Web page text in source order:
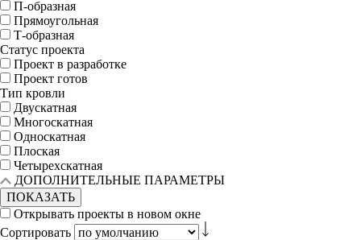
П-образная
Прямоугольная
Т-образная
Статус проекта
Проект в разработке
Проект готов
Тип кровли
Двускатная
Многоскатная
Односкатная
Плоская
Четырехскатная
ДОПОЛНИТЕЛЬНЫЕ ПАРАМЕТРЫ
ПОКАЗАТЬ
Открывать проекты в новом окне
Сортировать